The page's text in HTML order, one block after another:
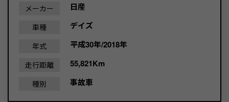
メーカー 日産
車種 デイズ
年式 平成30年/2018年
走行距離 55,821Km
種別 事故車